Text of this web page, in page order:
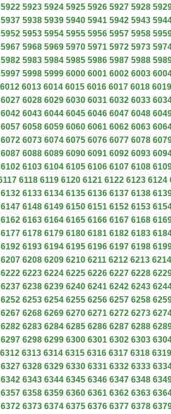
5922 5923 5924 5925 5926 5927 5928
5937 5938 5939 5940 5941 5942 5943
5952 5953 5954 5955 5956 5957 5958
5967 5968 5969 5970 5971 5972 5973
5982 5983 5984 5985 5986 5987 5988
5997 5998 5999 6000 6001 6002 6003
6012 6013 6014 6015 6016 6017 6018 6019
6027 6028 6029 6030 6031 6032 6033
6042 6043 6044 6045 6046 6047 6048
6057 6058 6059 6060 6061 6062 6063
6072 6073 6074 6075 6076 6077 6078
6087 6088 6089 6090 6091 6092 6093
6102 6103 6104 6105 6106 6107 6108
6118 6119 6120 6121 6122 6123 6124
6132 6133 6134 6135 6136 6137 6138
6147 6148 6149 6150 6151 6152 6153
6162 6163 6164 6165 6166 6167 6168
6177 6178 6179 6180 6181 6182 6183
6192 6193 6194 6195 6196 6197 6198
6207 6208 6209 6210 6211 6212 6213 6214
6222 6223 6224 6225 6226 6227 6228
6237 6238 6239 6240 6241 6242 6243
6252 6253 6254 6255 6256 6257 6258
6267 6268 6269 6270 6271 6272 6273
6282 6283 6284 6285 6286 6287 6288
6297 6298 6299 6300 6301 6302 6303
6312 6313 6314 6315 6316 6317 6318 6319
6327 6328 6329 6330 6331 6332 6333
6342 6343 6344 6345 6346 6347 6348
6357 6358 6359 6360 6361 6362 6363
6372 6373 6374 6375 6376 6377 6378